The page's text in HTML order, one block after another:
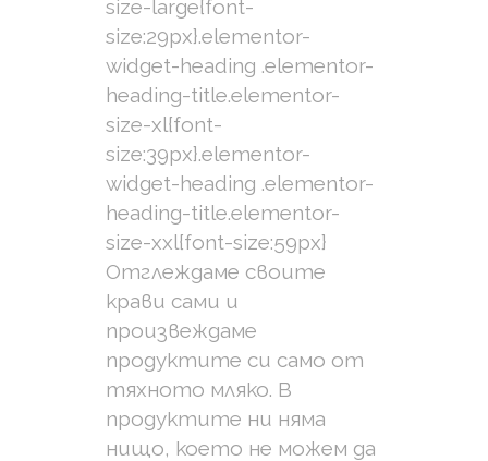
size-large{font-
size:29px}.elementor-
widget-heading .elementor-
heading-title.elementor-
size-xl{font-
size:39px}.elementor-
widget-heading .elementor-
heading-title.elementor-
size-xxl{font-size:59px}
Отглеждаме своите
крави сами и
произвеждаме
продуктите си само от
тяхното мляко. В
продуктите ни няма
нищо, което не можем да